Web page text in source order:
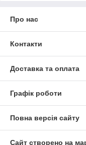
Про нас
Контакти
Доставка та оплата
Графік роботи
Повна версія сайту
Сайт створено на